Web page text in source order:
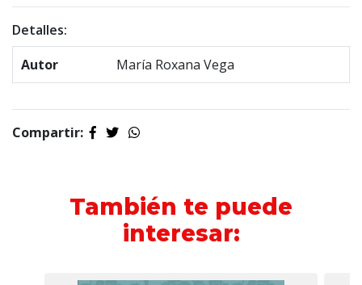
Detalles:
Autor
María Roxana Vega
Compartir:
También te puede
interesar: